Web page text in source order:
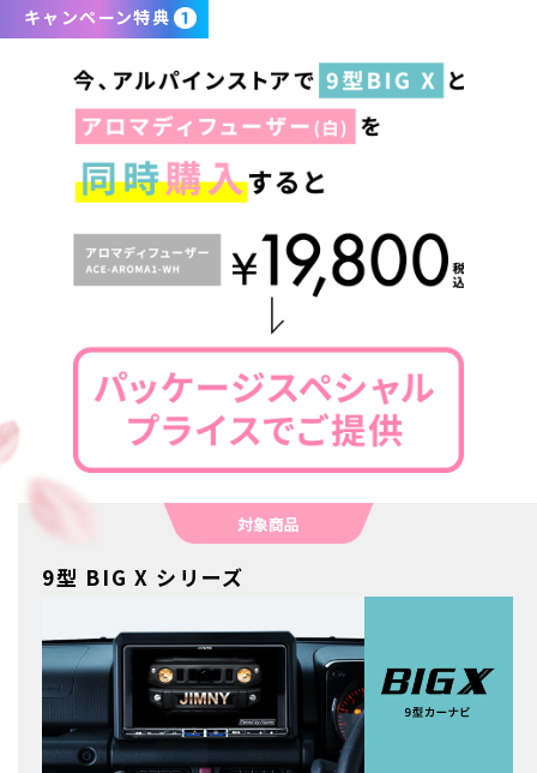
キャンペーン特典
対象商品
9型 BIG X シリーズ